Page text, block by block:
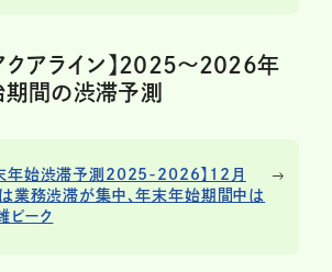
クアライン】2025～2026年
間の渋滞予測
年始渋滞予測2025-2026】12月
業務渋滞が集中、年末年始期間中は
ピーク